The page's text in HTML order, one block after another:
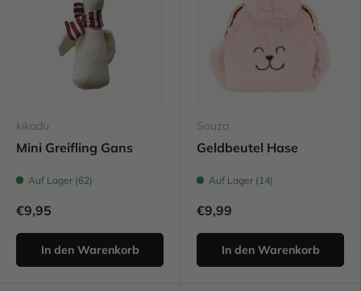
kikadu
Mini Greifling Gans
Auf Lager (62)
€9,95
In den Warenkorb
Souza
Geldbeutel Hase
Auf Lager (14)
€9,99
In den Warenkorb